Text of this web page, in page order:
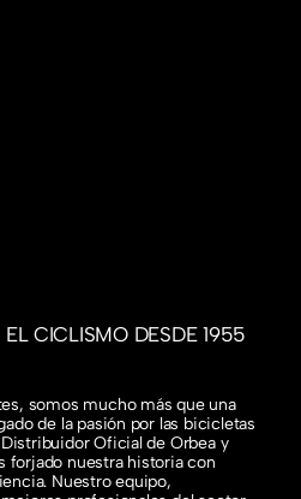
CICLISMO DESDE 1955
somos mucho más que una
de la pasión por las bicicletas
Oficial de Orbea y
forjado nuestra historia con
Nuestro equipo,